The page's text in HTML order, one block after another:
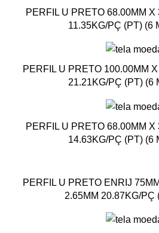
PERFIL U PRETO 68.00MM X
11.35KG/PÇ (PT) (6
PERFIL U PRETO 100.00MM
21.21KG/PÇ (PT) (6
PERFIL U PRETO 68.00MM X
14.63KG/PÇ (PT) (6
PERFIL U PRETO ENRIJ
2.65MM 20.87KG/PÇ